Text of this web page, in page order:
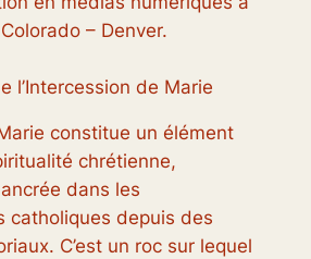
– Denver.
l’Intercession de Marie
constitue un élément
chrétienne,
dans les
catholiques depuis des
C’est un roc sur lequel